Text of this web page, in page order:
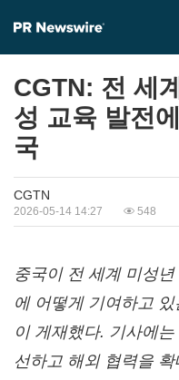
CGTN: 전 세
성 교육 발전
국
CGTN
2026-05-14 14:27 548
중국이 전 세계 미성
에 어떻게 기여하고
이 게재했다. 기사에
선하고 해외 협력을